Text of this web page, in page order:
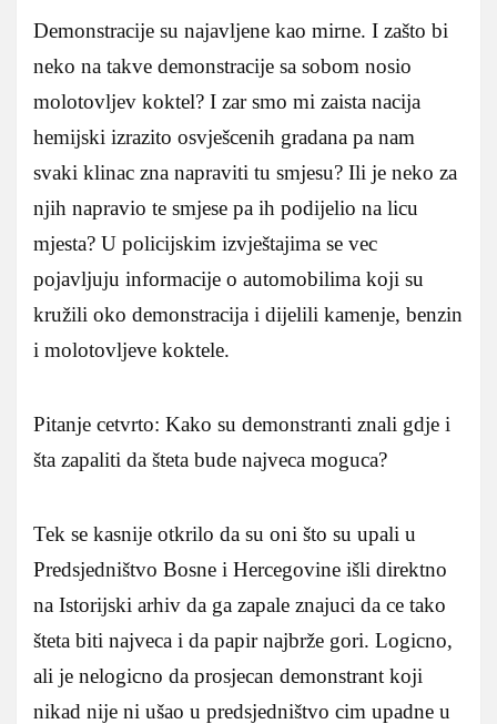
Demonstracije su najavljene kao mirne. I zašto bi
neko na takve demonstracije sa sobom nosio
molotovljev koktel? I zar smo mi zaista nacija
hemijski izrazito osvješcenih gradana pa nam
svaki klinac zna napraviti tu smjesu? Ili je neko za
njih napravio te smjese pa ih podijelio na licu
mjesta? U policijskim izvještajima se vec
pojavljuju informacije o automobilima koji su
kružili oko demonstracija i dijelili kamenje, benzin
i molotovljeve koktele.
Pitanje cetvrto: Kako su demonstranti znali gdje i
šta zapaliti da šteta bude najveca moguca?
Tek se kasnije otkrilo da su oni što su upali u
Predsjedništvo Bosne i Hercegovine išli direktno
na Istorijski arhiv da ga zapale znajuci da ce tako
šteta biti najveca i da papir najbrže gori. Logicno,
ali je nelogicno da prosjecan demonstrant koji
nikad nije ni ušao u predsjedništvo cim upadne u